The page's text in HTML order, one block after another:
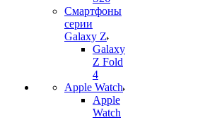
Смартфоны
серии
Galaxy Z
Galaxy
Z Fold
4
Apple Watch
Apple
Watch